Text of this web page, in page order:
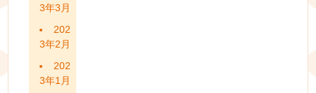
3年3月
202
3年2月
202
3年1月